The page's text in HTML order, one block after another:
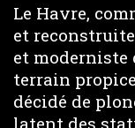
Le Havre,
et
et moderniste
terrain
décidé de
latent des